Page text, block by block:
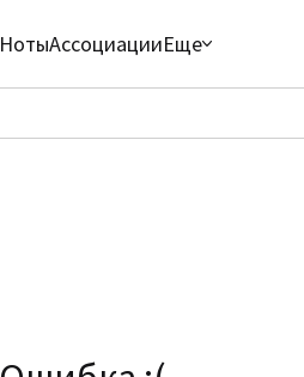
НотыАссоциацииЕще